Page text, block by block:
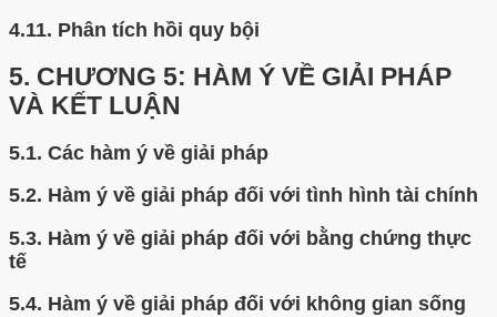
4.11. Phân tích hồi quy bội
5. CHƯƠNG 5: HÀM Ý VỀ GIẢI PHÁP
VÀ KẾT LUẬN
5.1. Các hàm ý về giải pháp
5.2. Hàm ý về giải pháp đối với tình hình tài chính
5.3. Hàm ý về giải pháp đối với bằng chứng thực
tế
5.4. Hàm ý về giải pháp đối với không gian sống